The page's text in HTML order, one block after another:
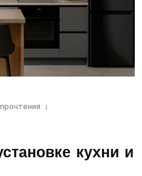
кухни и